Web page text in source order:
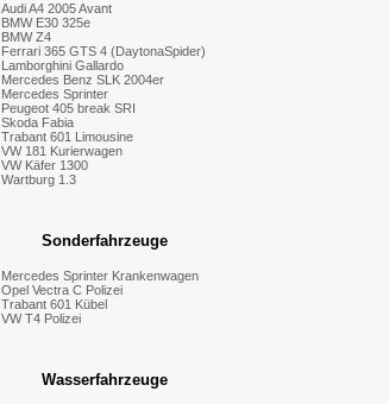
Audi A4 2005 Avant
BMW E30 325e
BMW Z4
Ferrari 365 GTS 4 (DaytonaSpider)
Lamborghini Gallardo
Mercedes Benz SLK 2004er
Mercedes Sprinter
Peugeot 405 break SRI
Skoda Fabia
Trabant 601 Limousine
VW 181 Kurierwagen
VW Käfer 1300
Wartburg 1.3
Sonderfahrzeuge
Mercedes Sprinter Krankenwagen
Opel Vectra C Polizei
Trabant 601 Kübel
VW T4 Polizei
Wasserfahrzeuge